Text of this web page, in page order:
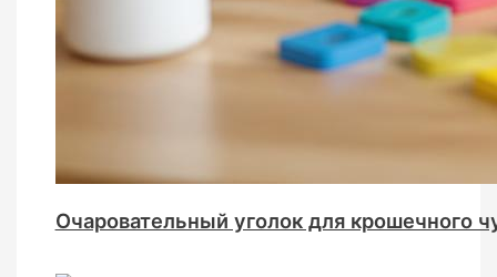
Очаровательный уголок для крошечного